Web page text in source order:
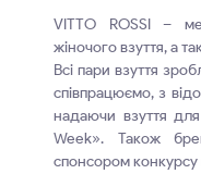
VITTO ROSSI –
жіночого взуття, а
Всі пари взуття
співпрацюємо, з
надаючи взуття
Week». Також
спонсором конкурсу